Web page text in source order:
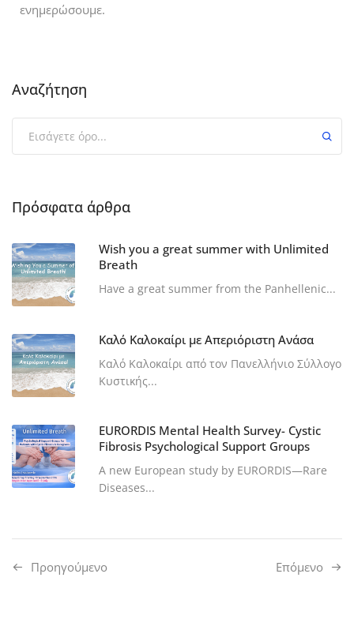
ενημερώσουμε.
Αναζήτηση
Πρόσφατα άρθρα
Wish you a great summer with Unlimited
Breath
Have a great summer from the Panhellenic...
Καλό Καλοκαίρι με Απεριόριστη Ανάσα
Καλό Καλοκαίρι από τον Πανελλήνιο Σύλλογο
Κυστικής...
EURORDIS Mental Health Survey- Cystic
Fibrosis Psychological Support Groups
A new European study by EURORDIS—Rare
Diseases...
Προηγούμενo Επόμενο